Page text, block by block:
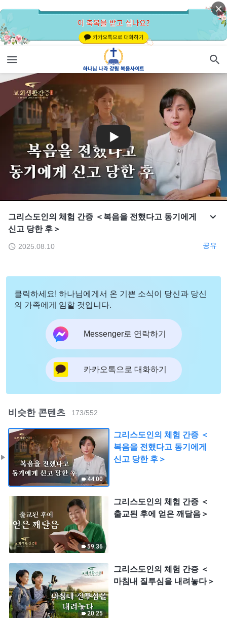
그리스도인의 체험 간증 ＜복음을 전했다고 동기에게
신고 당한 후＞
2025.08.10 공유
클릭하세요! 하나님에게서 온 기쁜 소식이 당신과 당신
의 가족에게 임할 것입니다.
Messenger로 연락하기
카카오톡으로 대화하기
비슷한 콘텐츠 173/552
44:00
그리스도인의 체험 간증 ＜
복음을 전했다고 동기에게
신고 당한 후＞
59:36
그리스도인의 체험 간증 ＜
출교된 후에 얻은 깨달음＞
20:25
그리스도인의 체험 간증 ＜
마침내 질투심을 내려놓다＞